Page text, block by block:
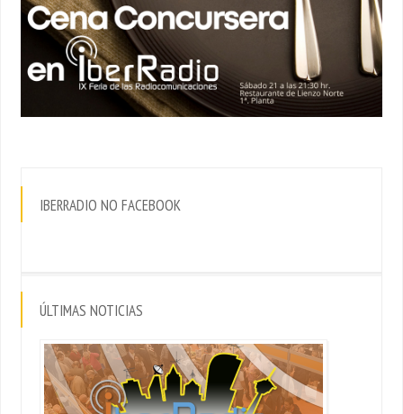
IBERRADIO NO FACEBOOK
ÚLTIMAS NOTICIAS